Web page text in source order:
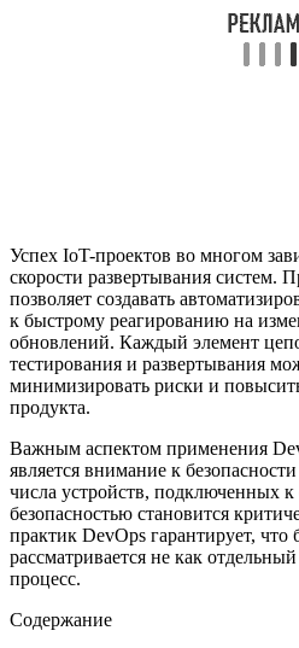
Успех IoT-проектов во многом
скорости развертывания систем.
позволяет создавать
к быстрому реагированию на
обновлений. Каждый элемент
тестирования и развертывания
минимизировать риски и
продукта.
Важным аспектом применения
является внимание к
числа устройств, подключенных к
безопасностью становится
практик DevOps гарантирует, что
рассматривается не как
процесс.
Содержание